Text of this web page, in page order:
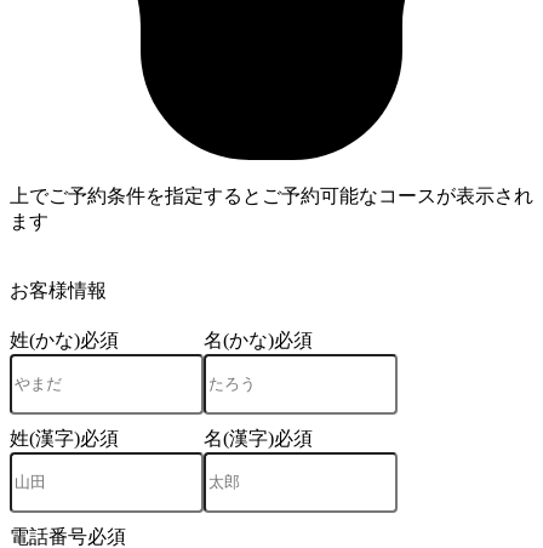
上でご予約条件を指定するとご予約可能なコースが表示され
ます
お客様情報
姓(かな)必須 名(かな)必須
姓(漢字)必須 名(漢字)必須
電話番号必須